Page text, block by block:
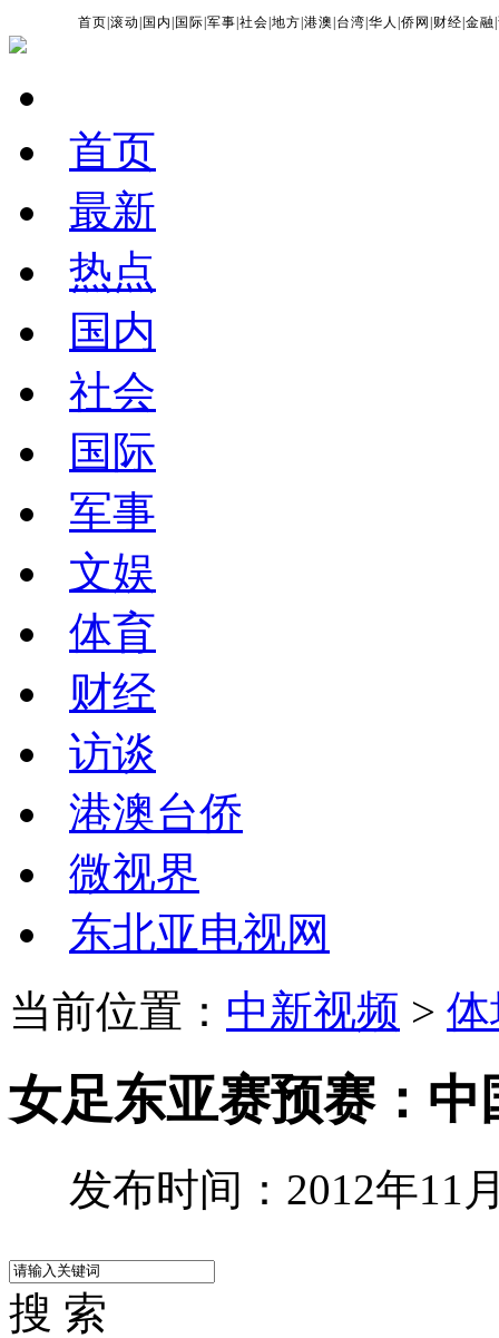
首页 |滚动 国内 国际 |军事 |社会 |地方 |港澳 台湾 |华人 |侨网 财经 |金融 |
首页
最新
热点
国内
社会
国际
军事
文娱
体育
财经
访谈
港澳台侨
微视界
东北亚电视网
当前位置： 中新视频 >
女足东亚赛预赛：中
发布时间：2012年11
搜 索